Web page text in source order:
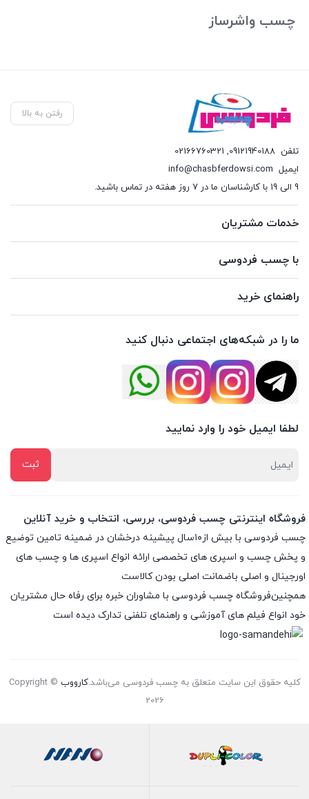
چسب واشرساز
رفتن به بالا
تلفن 09121940188
,
02166760321
ایمیل info@chasbferdowsi.com
9 الی 19 با کارشناسان ما در 7 روز هفته در تماس باشید.
خدمات مشتریان
با چسب فردوسی
راهنمای خرید
ما را در شبکه‌های اجتماعی دنبال کنید
لطفا ایمیل خود را وارد نمایید
فروشگاه اینترنتی چسب فردوسی، بررسی، انتخاب و خرید آنلاین
چسب فردوسی با بیش از۱۰سال پیشینه درخشان در ضمینه تامین توضیع
و پخش چسب و اسپری های تخصصی ارائه انواع اسپری ها و چسب های
اورجینال و اصلی باضمانت اصلی بودن کالاست
همچنین‌فروشگاه چسب فردوسی با مشاوران خبره برای رفاه حال مشتریان
خود انواع فیلم های آموزشی و راهنمای تلفنی تدارک دیده است
کلیه حقوق این سایت متعلق به چسب فردوسی می‌باشد.کارووب Copyright ©
2026